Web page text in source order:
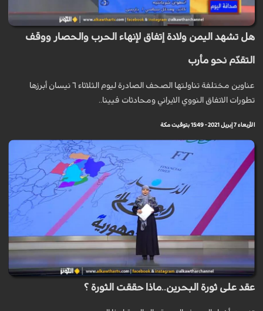
‎هل تشهد اليمن ولادة إتفاق لإنهاء الحرب والحصار ووقف
التقدّم نحو مأرب
‎عناوين مختلفة تناولتها الصحف الصادرة ليوم الثلاثاء ٦ نيسان أبرزها
تطورات الاتفاق النووي الايراني ومحادثات فيينا..
الأربعاء 7 إبريل 2021 - 15:49 بتوقيت مكة
عقد على ثورة البحرين..ماذا حققت الثورة ؟